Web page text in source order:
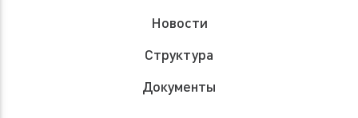
Новости
Структура
Документы